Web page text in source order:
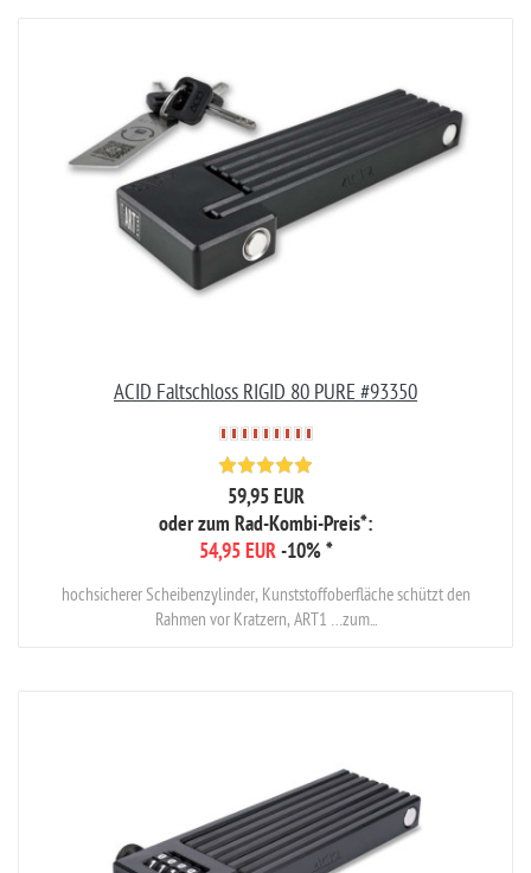
ACID Faltschloss RIGID 80 PURE #93350
59,95 EUR
oder zum Rad-Kombi-Preis*:
54,95 EUR -10%*
hochsicherer Scheibenzylinder, Kunststoffoberfläche schützt den
Rahmen vor Kratzern, ART1 …zum...